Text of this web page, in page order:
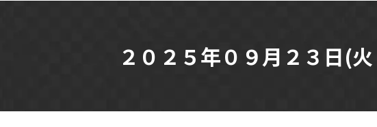
２０２５年０９月２３日(